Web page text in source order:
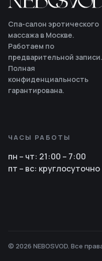
Спа-салон эротического
массажа в Москве.
Работаем по
предварительной записи.
Полная
конфиденциальность
гарантирована.
ЧАСЫ РАБОТЫ
пн – чт: 21:00 – 7:00
пт – вс: круглосуточно
© 2026 NEBOSVOD. Все